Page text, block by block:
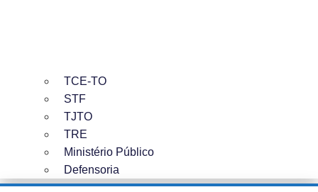
TCE-TO
STF
TJTO
TRE
Ministério Público
Defensoria